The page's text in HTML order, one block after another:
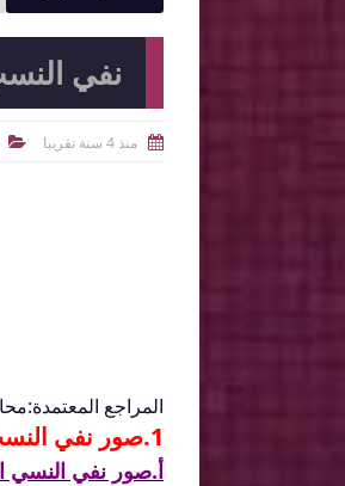
نفي
 منذ 4 سنة تقريبا 
المراجع
1.صور نفي النسب
أ.صور نفي النسي